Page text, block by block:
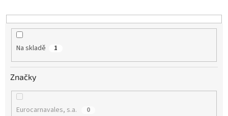
t
ů
Na skladě 1
Značky
Eurocarnavales, s.a. 0